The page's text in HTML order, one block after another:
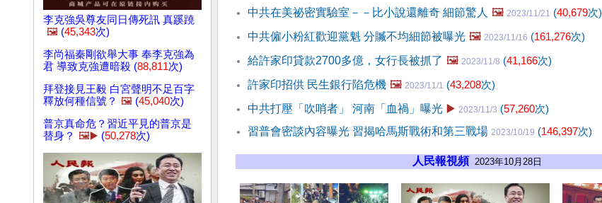
李克強吳尊友同日傳死訊 真蹊蹺
🖼️ (45,343次)
李尚福秦剛欲舉大事 奉李克強為
君 導致克強遭暗殺 (88,811次)
拜登接見王毅 白宮聲明不足百字
釋放何種信號？ 🖼️ (45,040次)
普京真命危？習近平見的普京是
替身？ 🖼️▶️ (50,278次)
中共在美祕密實驗室－－比小說還離奇 細節驚人 🖼️ 2023/11/21 (40,679次)
中共僱小粉紅歡迎黨魁 分贓不均細節被曝光 🖼️ 2023/11/16 (161,276次)
給許家印貸款2700多億，女行長被抓了 🖼️ 2023/11/8 (41,166次)
許家印招供 民生銀行陷危機 🖼️ 2023/11/1 (43,208次)
中共打壓「吹哨者」 河南「血禍」曝光 ▶️ 2023/11/3 (57,260次)
習普會密談內容曝光 習揭哈馬斯戰術和第三戰場 2023/10/19 (146,397次)
人民報視頻 2023年10月28日